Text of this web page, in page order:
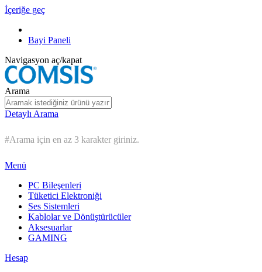
İçeriğe geç
Bayi Paneli
Navigasyon aç/kapat
Arama
Detaylı Arama
#Arama için en az 3 karakter giriniz.
Menü
PC Bileşenleri
Tüketici Elektroniği
Ses Sistemleri
Kablolar ve Dönüştürücüler
Aksesuarlar
GAMING
Hesap